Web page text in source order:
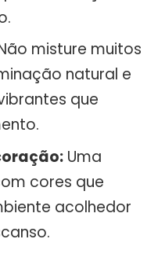
misture muitos
natural e
que
Uma
cores que
acolhedor